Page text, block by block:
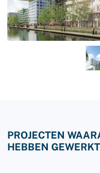
PROJECTEN
HEBBEN GEWERKT